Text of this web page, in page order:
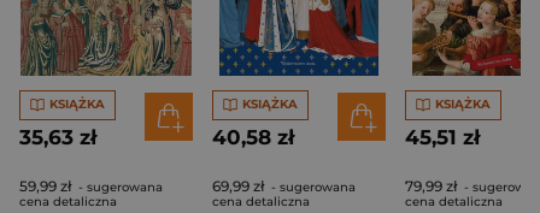
KSIĄŻKA
35,63 zł
59,99 zł - sugerowana
cena detaliczna
KSIĄŻKA
40,58 zł
69,99 zł - sugerowana
cena detaliczna
KSIĄŻKA
45,51 zł
79,99 zł -
cena detaliczna